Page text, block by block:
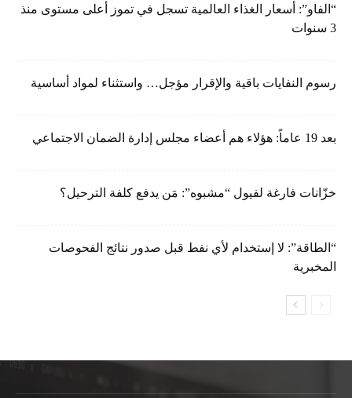
“الفاو”: أسعار الغذاء العالمية تسجل في تموز أعلى مستوى منذ
3 سنوات
رسوم النفايات باقية والإقرار مؤجل… واستثناء لمواد أساسية
بعد 19 عاماً: هؤلاء هم أعضاء مجلس إدارة الضمان الاجتماعي
خزّانات فارغة لفيول “مشبوه”: مَن يدفع كلفة الترحيل؟
“الطاقة”: لا إستخدام لأي نفط قبل صدور نتائج الفحوصات
المخبرية